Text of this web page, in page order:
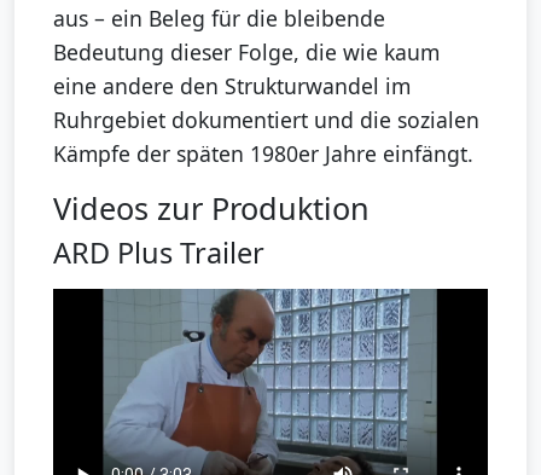
aus – ein Beleg für die bleibende
Bedeutung dieser Folge, die wie kaum
eine andere den Strukturwandel im
Ruhrgebiet dokumentiert und die sozialen
Kämpfe der späten 1980er Jahre einfängt.
Videos zur Produktion
ARD Plus Trailer